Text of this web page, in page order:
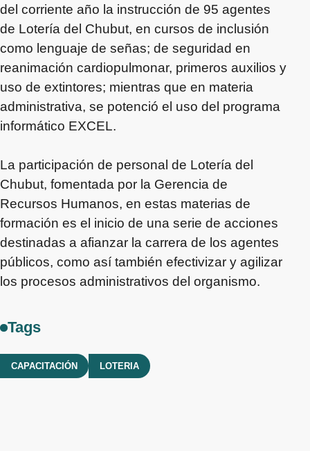
del corriente año la instrucción de 95 agentes
de Lotería del Chubut, en cursos de inclusión
como lenguaje de señas; de seguridad en
reanimación cardiopulmonar, primeros auxilios y
uso de extintores; mientras que en materia
administrativa, se potenció el uso del programa
informático EXCEL.
La participación de personal de Lotería del
Chubut, fomentada por la Gerencia de
Recursos Humanos, en estas materias de
formación es el inicio de una serie de acciones
destinadas a afianzar la carrera de los agentes
públicos, como así también efectivizar y agilizar
los procesos administrativos del organismo.
Tags
CAPACITACIÓN LOTERIA